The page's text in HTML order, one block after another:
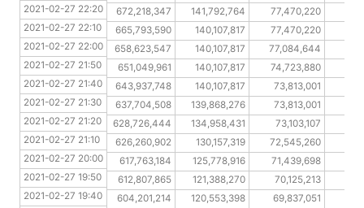
2021-02-27 22:10
672,218,347 141,792,764 77,470,220
2021-02-27 22:00
665,793,590 140,107,817 77,470,220
2021-02-27 21:50
658,623,547 140,107,817 77,084,644
2021-02-27 21:40
651,049,961 140,107,817 74,723,880
2021-02-27 21:30
643,937,748 140,107,817 73,813,001
2021-02-27 21:20
637,704,508 139,868,276 73,813,001
2021-02-27 21:10
628,726,444 134,958,431 73,103,107
2021-02-27 20:00
626,260,902 130,157,319 72,545,260
2021-02-27 19:50
617,763,184 125,778,916 71,439,698
2021-02-27 19:40
612,807,865 121,388,270 70,125,213
2021-02-27 19:30
604,201,214 120,553,398 69,837,051
2021-02-27 22:20
2021-02-27 22:10
2021-02-27 22:00
2021-02-27 21:50
2021-02-27 21:40
2021-02-27 21:30
2021-02-27 21:20
2021-02-27 21:10
2021-02-27 20:00
2021-02-27 19:50
2021-02-27 19:40